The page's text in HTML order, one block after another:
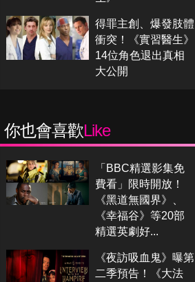
得罪主創、爆發肢體
衝突！《實習醫生》
14位角色退出真相
大公開
你也會喜歡Like
「BBC精選影集免
費看」限時開放！
《黑道無國界》、
《幸福谷》等20部
精選英劇好...
《夜訪吸血鬼》曝第
二季預告！《大法